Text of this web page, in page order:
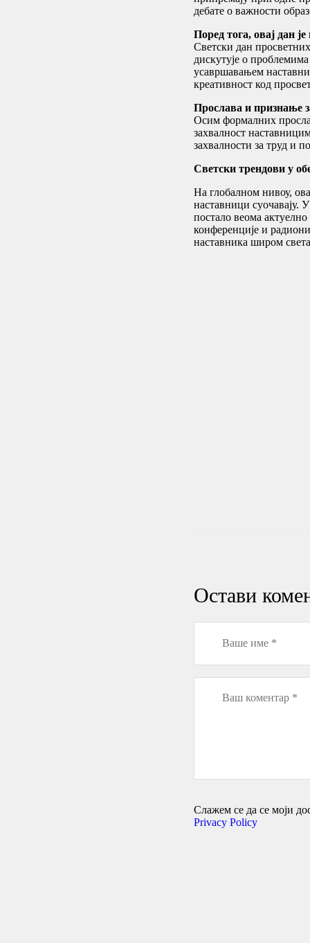
дебате о важности
Поред тога, овај дан
Светски дан
дискутује о
усавршавањем
креативност код
Прослава и признање
Осим формалних
захвалност
захвалности за труд и
Светски трендови у
На глобалном нивоу,
наставници суочавају.
постало веома
конференције и
наставника широм
Остави
Слажем се да се моји
Privacy Policy